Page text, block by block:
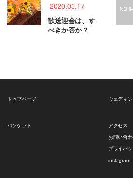
2020.03.17
歓送迎会は、す
べきか否か？
トップページ ウェディ
バンケット アクセス
お問い合
プライバ
instagram